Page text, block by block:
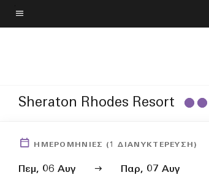
Skip
to
Κείμενο μενού
Sheraton Rhodes Resort
ΗΜΕΡΟΜΗΝΙΕΣ (1 ΔΙΑΝΥΚΤΕΡΕΥΣΗ)
Πεμ, 06 Αυγ Παρ, 07 Αυγ